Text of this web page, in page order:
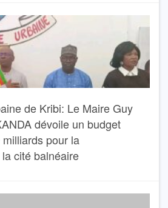
de Kribi: Le Maire Guy
dévoile un budget
pour la
cité balnéaire